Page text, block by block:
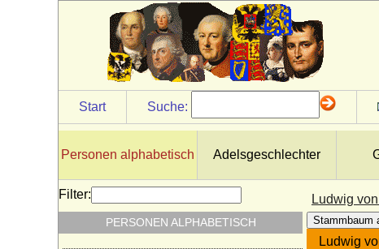
Start Suche:
Personen alphabetisch Adelsgeschlechter
Ludwig
Stammbaum
Ludwig
Filter:
PERSONEN ALPHABETISCH
Ludwig von Baden
* 16.03.1937;
Ludwig von Baden
* 21.10.1822; + 16.11.1822
Ludwig von Baden (Ludwig Wilhelm von
Baden)
* 12.06.1865; + 23.02.1888
Ludwig von Battenberg (Ludwig Alexander
* 24.05.1854; + 11.09.1921
+ 14.12.1634
Ludwig von Borstell (Karl Leopold Heinrich
Ludwig von Borstell), General
* 30.12.1773; + 09.05.1844